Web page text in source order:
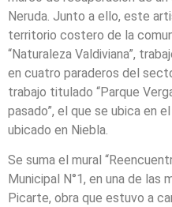
Neruda. Junto a ello, este
territorio costero de la
“Naturaleza Valdiviana”,
en cuatro paraderos del
trabajo titulado “Parque
pasado”, el que se ubica en
ubicado en Niebla.
Se suma el mural
Municipal N°1, en una de las
Picarte, obra que estuvo a